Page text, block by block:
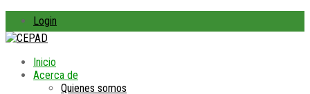
Login
Inicio
Acerca de
Quienes somos